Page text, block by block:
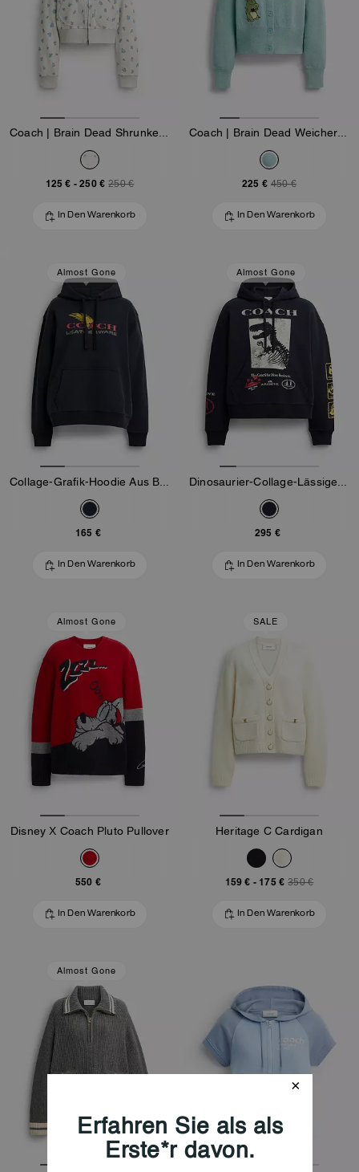
Coach | Brain Dead Shrunken Hoodie Mit Blumenprint
125 € -250 € 250 €
In Den Warenkorb
Coach | Brain Dead Weicher Cardigan Aus Biobaumwolle Mit Figuren
225 € 450 €
In Den Warenkorb
Almost Gone
165 €
In Den Warenkorb
Almost Gone
295 €
In Den Warenkorb
Almost Gone
Disney X Coach Pluto Pullover
550 €
In Den Warenkorb
SALE
Heritage C Cardigan
159 € -175 € 350 €
In Den Warenkorb
Almost Gone